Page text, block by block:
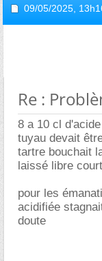
09/05/2025,
Re :
8 a 10 cl
tuyau devait
tartre bouchait
laissé libre
pour les
acidifiée
doute